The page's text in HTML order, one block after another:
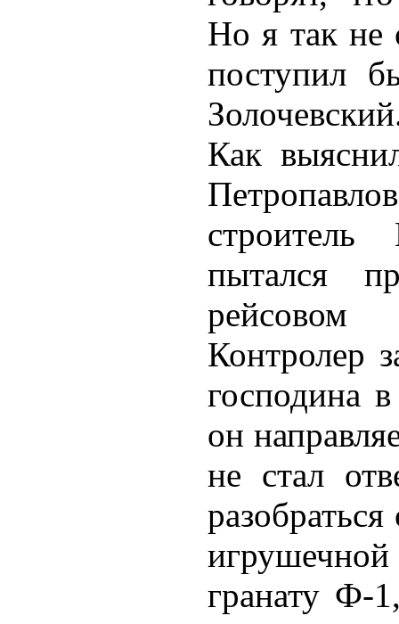
Но я так не
поступил
Как
пытался
рейсовом
Контролер
господина
он
не стал
гранату Ф-